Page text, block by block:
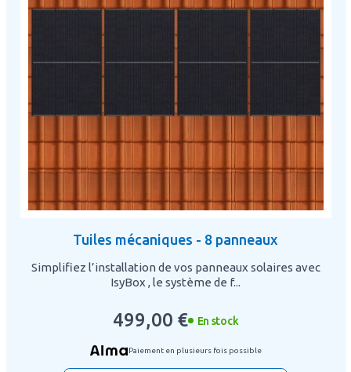
Tuiles mécaniques - 8 panneaux
Simplifiez l’installation de vos panneaux solaires avec
IsyBox , le système de f...
499,00 € En stock
Paiement en plusieurs fois possible